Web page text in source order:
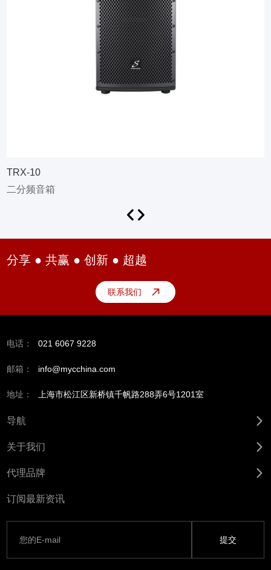
TRX-10
二分频音箱
分享 ● 共赢 ● 创新 ● 超越
联系我们
电话： 021 6067 9228
邮箱： info@mycchina.com
地址： 上海市松江区新桥镇千帆路288弄6号1201室
导航
关于我们
代理品牌
订阅最新资讯